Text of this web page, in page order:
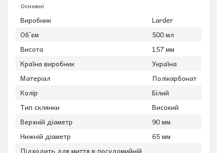
Основні
Виробник
Larder
Об`єм
500 мл
Висота
157 мм
Країна виробник
Україна
Матеріал
Полікарбонат
Колір
Білий
Тип склянки
Високий
Верхній діаметр
90 мм
Нижній діаметр
65 мм
Підходить для миття в посудомийній